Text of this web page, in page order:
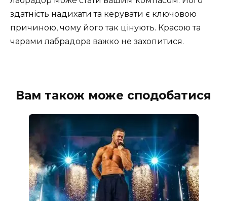
здатність надихати та керувати є ключовою
причиною, чому його так цінують. Красою та
чарами лабрадора важко не захопитися.
Вам також може сподобатися